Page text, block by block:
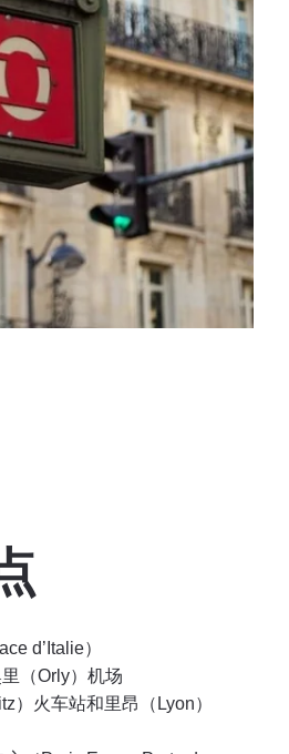
d’Italie）
（Orly）机场
）火车站和里昂（Lyon）